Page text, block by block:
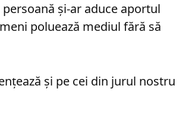
și-ar aduce aportul
poluează mediul fără să
și pe cei din jurul nostru